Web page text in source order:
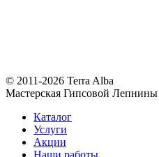
© 2011-2026 Terra Alba
Мастерская Гипсовой Лепнины
Каталог
Услуги
Акции
Наши работы